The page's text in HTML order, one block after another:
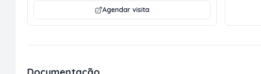
Agendar visita